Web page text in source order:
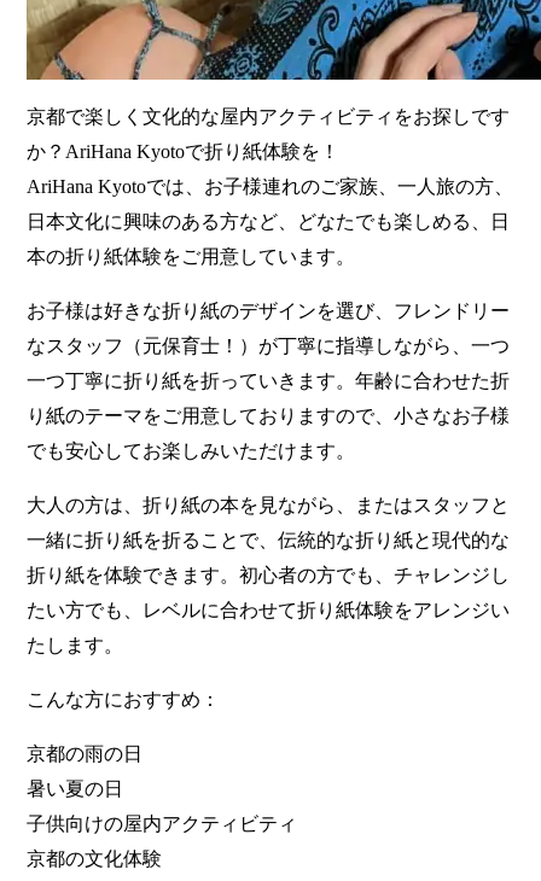
京都で楽しく文化的な屋内アクティビティをお探しです
か？AriHana Kyotoで折り紙体験を！
AriHana Kyotoでは、お子様連れのご家族、一人旅の方、
日本文化に興味のある方など、どなたでも楽しめる、日
本の折り紙体験をご用意しています。
お子様は好きな折り紙のデザインを選び、フレンドリー
なスタッフ（元保育士！）が丁寧に指導しながら、一つ
一つ丁寧に折り紙を折っていきます。年齢に合わせた折
り紙のテーマをご用意しておりますので、小さなお子様
でも安心してお楽しみいただけます。
大人の方は、折り紙の本を見ながら、またはスタッフと
一緒に折り紙を折ることで、伝統的な折り紙と現代的な
折り紙を体験できます。初心者の方でも、チャレンジし
たい方でも、レベルに合わせて折り紙体験をアレンジい
たします。
こんな方におすすめ：
京都の雨の日
暑い夏の日
子供向けの屋内アクティビティ
京都の文化体験